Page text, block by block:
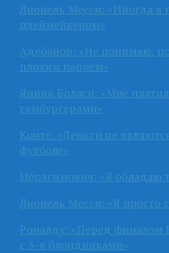
Лионель Месси: «Иногда я
плеймейкером»
Адебайор: «Не понимаю,
плохим парнем»
Янник Боласи: «Мне
гамбургерами»
Конте: «Деньги не
футболе»
Ибрагимович: «Я обладаю
Лионель Месси: «Я просто
Роналду: «Перед финалом
с 3-я блондинками»